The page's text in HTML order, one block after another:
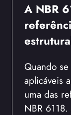
A NBR
Quando
aplicáveis
uma das
NBR